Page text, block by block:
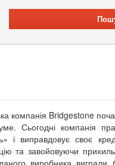
компанія Bridgestone
Сьогодні компанія
і виправдовує своє
та завойовуючи
виробника виграли